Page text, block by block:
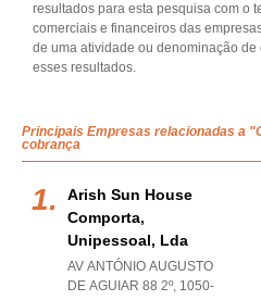
resultados para esta pesquisa com o
comerciais e financeiros das
de uma atividade ou denominação
esses resultados.
Principais Empresas relacionadas a
cobrança
Arish Sun House
Comporta,
Unipessoal, Lda
AV ANTÓNIO AUGUSTO
DE AGUIAR 88 2º, 1050-